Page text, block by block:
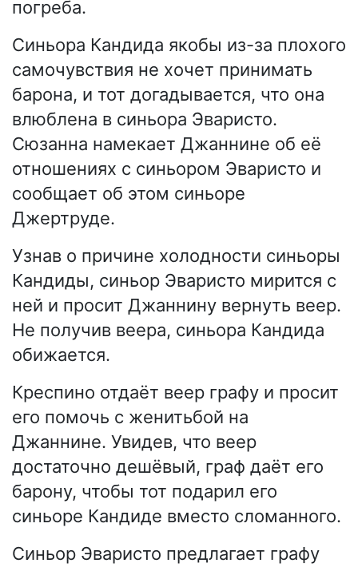
погреба.
Синьора Кандида якобы из-за плохого
самочувствия не хочет принимать
барона, и тот догадывается, что она
влюблена в синьора Эваристо.
Сюзанна намекает Джаннине об её
отношениях с синьором Эваристо и
сообщает об этом синьоре
Джертруде.
Узнав о причине холодности синьоры
Кандиды, синьор Эваристо мирится с
ней и просит Джаннину вернуть веер.
Не получив веера, синьора Кандида
обижается.
Креспино отдаёт веер графу и просит
его помочь с женитьбой на
Джаннине. Увидев, что веер
достаточно дешёвый, граф даёт его
барону, чтобы тот подарил его
синьоре Кандиде вместо сломанного.
Синьор Эваристо предлагает графу